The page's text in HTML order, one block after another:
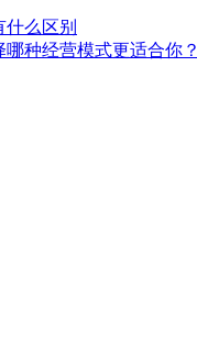
么区别
种经营模式更适合你？